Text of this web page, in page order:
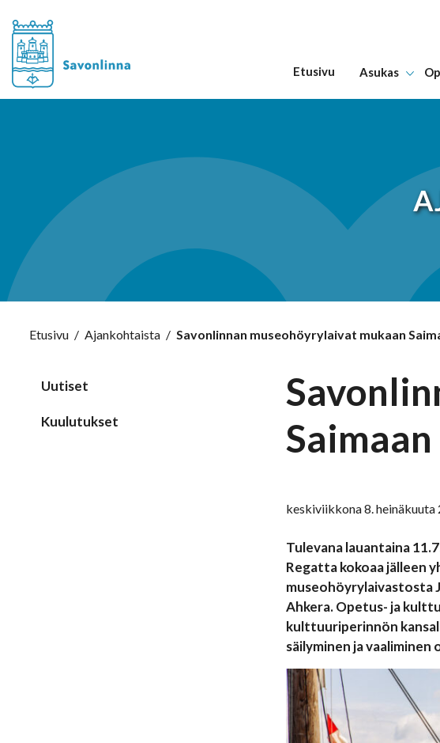
Etusivu Asukas
Etusivu / Ajankohtaista / Savonlinnan museohöyrylaivat mukaan
Uutiset
Kuulutukset
keskiviikkona 8. heinäkuuta
Tulevana lauantaina
Regatta kokoaa jälleen
museohöyrylaivastosta
Ahkera. Opetus- ja
kulttuuriperinnön
säilyminen ja